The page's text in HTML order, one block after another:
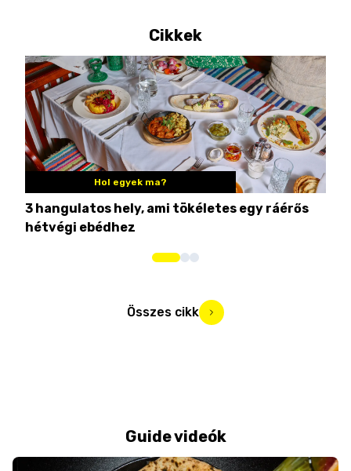
Cikkek
Hol egyek ma?
3 hangulatos hely, ami tökéletes egy ráérős
hétvégi ebédhez
Összes cikk
Guide videók